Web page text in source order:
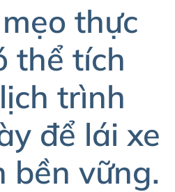
thực
thể tích
trình
để lái xe
bền vững.